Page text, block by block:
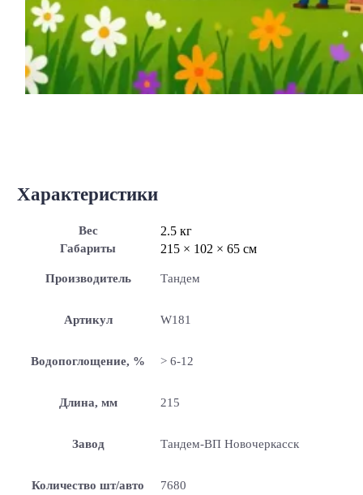
Характеристики
Вес 2.5 кг
Габариты 215 × 102 × 65 см
Производитель Тандем
Артикул W181
Водопоглощение, % > 6-12
Длина, мм 215
Завод Тандем-ВП Новочеркасск
Количество шт/авто 7680